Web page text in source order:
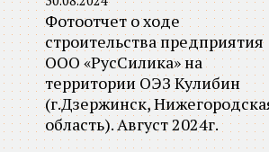
Фотоотчет о ходе
строительства предприятия
ООО «РусСилика» на
территории ОЭЗ Кулибин
(г.Дзержинск,
область). Август 2024г.